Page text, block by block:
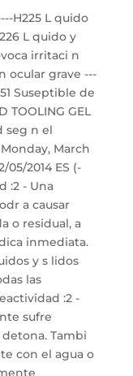
H225 L quido
L quido y
irritaci n
ocular grave ---
Suseptible de
TOOLING GEL
seg n el
March
05/2014 ES (-
:2 - Una
a causar
o residual, a
inmediata.
y s lidos
las
:2 -
sufre
Tambi
con el agua o